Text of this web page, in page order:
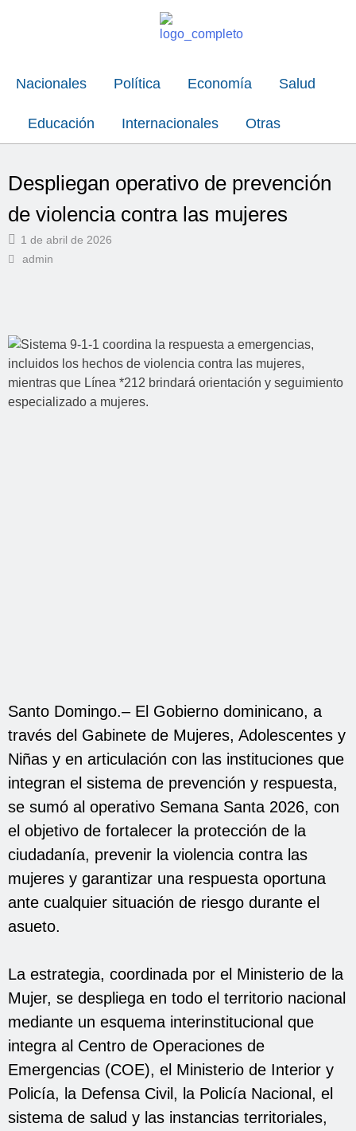
Nacionales Política Economía Salud
Educación Internacionales Otras
Despliegan operativo de prevención
de violencia contra las mujeres
1 de abril de 2026
admin
Santo Domingo.– El Gobierno dominicano, a
través del Gabinete de Mujeres, Adolescentes y
Niñas y en articulación con las instituciones que
integran el sistema de prevención y respuesta,
se sumó al operativo Semana Santa 2026, con
el objetivo de fortalecer la protección de la
ciudadanía, prevenir la violencia contra las
mujeres y garantizar una respuesta oportuna
ante cualquier situación de riesgo durante el
asueto.
La estrategia, coordinada por el Ministerio de la
Mujer, se despliega en todo el territorio nacional
mediante un esquema interinstitucional que
integra al Centro de Operaciones de
Emergencias (COE), el Ministerio de Interior y
Policía, la Defensa Civil, la Policía Nacional, el
sistema de salud y las instancias territoriales,